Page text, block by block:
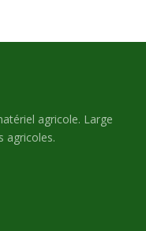
agricole. Large
agricoles.